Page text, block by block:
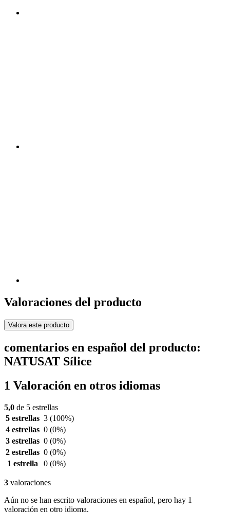
Valoraciones del producto
Valora este producto
comentarios en español del producto:
NATUSAT Sílice
1 Valoración en otros idiomas
5,0 de 5 estrellas
5 estrellas 3 (100%)
4 estrellas 0 (0%)
3 estrellas 0 (0%)
2 estrellas 0 (0%)
1 estrella
0 (0%)
3 valoraciones
Aún no se han escrito valoraciones en español, pero hay 1
valoración en otro idioma.